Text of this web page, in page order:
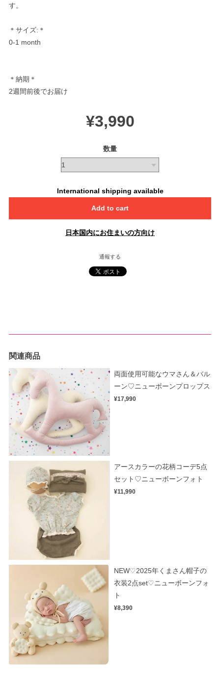
す。
＊サイズ:＊
0-1 month
＊納期＊
2週間前後でお届け
¥3,990
数量
International shipping available
Add to cart
日本国内にお住まいの方向け
通報する
関連商品
両面使用可能なウマさん＆バル
ーン♡ニューボーンプロップス
¥17,990
アースカラーの花柄コーデ5点
セット♡ニューボーンフォト
¥11,990
NEW♡2025年くまさん帽子の
衣装2点set♡ニューボーンフォ
ト
¥8,390